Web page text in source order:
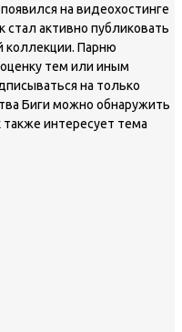
на видеохостинге
стал активно публиковать
коллекции. Парню
тем или иным
на только
Биги можно обнаружить
интересует тема